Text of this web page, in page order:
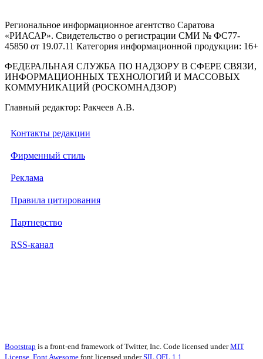
Региональное информационное агентство Саратова
«РИАСАР». Свидетельство о регистрации СМИ № ФС77-
45850 от 19.07.11 Категория информационной продукции: 16+
ФЕДЕРАЛЬНАЯ СЛУЖБА ПО НАДЗОРУ В СФЕРЕ СВЯЗИ,
ИНФОРМАЦИОННЫХ ТЕХНОЛОГИЙ И МАССОВЫХ
КОММУНИКАЦИЙ (РОСКОМНАДЗОР)
Главный редактор: Ракчеев А.В.
Контакты редакции
Фирменный стиль
Реклама
Правила цитирования
Партнерство
RSS-канал
Bootstrap is a front-end framework of Twitter, Inc. Code licensed underMIT
License. Font Awesome font licensed underSIL OFL 1.1